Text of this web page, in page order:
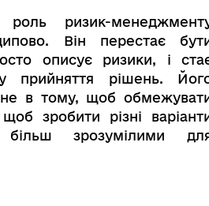
ризик-
Він перестає
описує ризики, і
прийняття рішень.
не в тому, щоб
зробити різні
більш зрозумілими